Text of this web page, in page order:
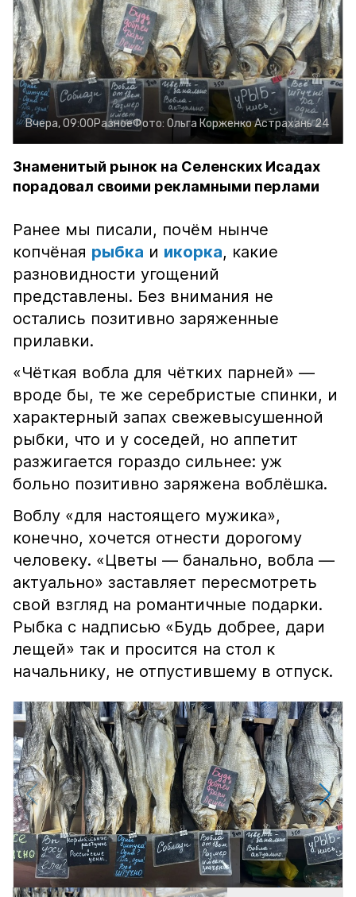
Вчера, 09:00РазноеФото: Ольга КорженкоАстрахань 24
Знаменитый рынок на Селенских Исадах
порадовал своими рекламными перлами
Ранее мы писали, почём нынче
копчёная рыбка и икорка, какие
разновидности угощений
представлены. Без внимания не
остались позитивно заряженные
прилавки.
«Чёткая вобла для чётких парней» —
вроде бы, те же серебристые спинки, и
характерный запах свежевысушенной
рыбки, что и у соседей, но аппетит
разжигается гораздо сильнее: уж
больно позитивно заряжена воблёшка.
Воблу «для настоящего мужика»,
конечно, хочется отнести дорогому
человеку. «Цветы — банально, вобла —
актуально» заставляет пересмотреть
свой взгляд на романтичные подарки.
Рыбка с надписью «Будь добрее, дари
лещей» так и просится на стол к
начальнику, не отпустившему в отпуск.